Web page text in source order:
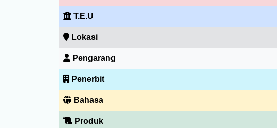
T.E.U
Lokasi
Pengarang
Penerbit
Bahasa
Produk